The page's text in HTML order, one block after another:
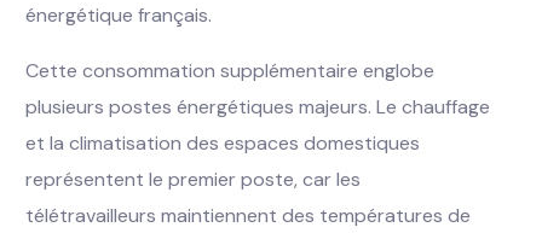
énergétique français.
Cette consommation supplémentaire englobe
plusieurs postes énergétiques majeurs. Le chauffage
et la climatisation des espaces domestiques
représentent le premier poste, car les
télétravailleurs maintiennent des températures de